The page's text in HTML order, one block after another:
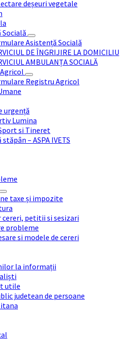
deșeuri vegetale
Asistență Socială
DE ÎNGRIJIRE LA DOMICILIU
AMBULANȚA SOCIALĂ
Registru Agricol
urgență
Lumina
si Tineret
– ASPA IVETS
taxe și impozite
cereri, petitii si sesizari
probleme
si modele de cereri
la informații
utile
judetean de persoane